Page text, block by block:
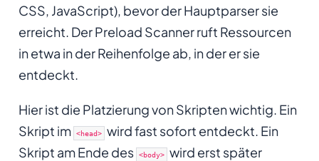
CSS, JavaScript), bevor der Hauptparser sie
erreicht. Der Preload Scanner ruft Ressourcen
in etwa in der Reihenfolge ab, in der er sie
entdeckt.
Hier ist die Platzierung von Skripten wichtig. Ein
Skript im <head> wird fast sofort entdeckt. Ein
Skript am Ende des <body> wird erst später